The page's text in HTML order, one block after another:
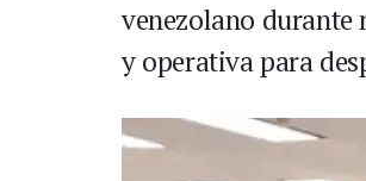
venezolano
y operativa para